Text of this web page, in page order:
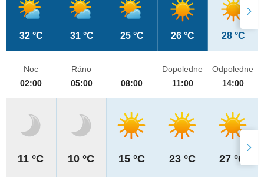
32 °C 31 °C 25 °C 26 °C 28 °C
Noc
02:00
11 °C
Ráno
05:00
10 °C
08:00
15 °C
Dopoledne
11:00
23 °C
Odpoledne
14:00
27 °C